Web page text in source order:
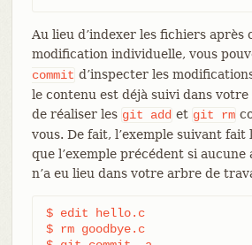
Au lieu d’indexer les fichiers après
modification individuelle, vous
commit d’inspecter les
le contenu est déjà suivi dans
de réaliser les git add et git rm
vous. De fait, l’exemple suivant fait
que l’exemple précédent si
n’a eu lieu dans votre arbre de
$ edit hello.c
$ rm goodbye.c